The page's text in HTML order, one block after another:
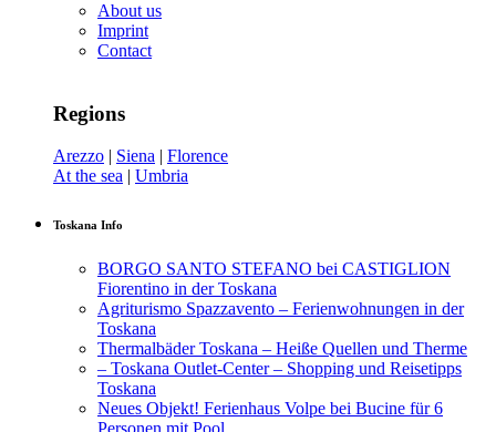
About us
Imprint
Contact
Regions
Arezzo Siena
Florence
At the sea
Umbria
Toskana Info
BORGO SANTO STEFANO bei CASTIGLION
Fiorentino in der Toskana
Agriturismo Spazzavento – Ferienwohnungen in der
Toskana
Thermalbäder Toskana – Heiße Quellen und Therme
– Toskana Outlet-Center – Shopping und Reisetipps
Toskana
Neues Objekt! Ferienhaus Volpe bei Bucine für 6